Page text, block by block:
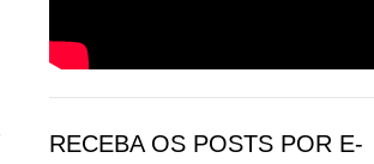
RECEBA OS POSTS POR E-